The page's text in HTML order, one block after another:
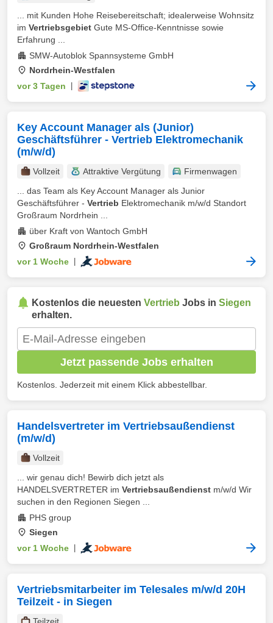
... mit Kunden Hohe Reisebereitschaft; idealerweise Wohnsitz
im Vertriebsgebiet Gute MS-Office-Kenntnisse sowie
Erfahrung ...
SMW-Autoblok Spannsysteme GmbH
Nordrhein-Westfalen
vor 3 Tagen
Key Account Manager als (Junior)
Geschäftsführer - Vertrieb Elektromechanik
(m/w/d)
Vollzeit Attraktive Vergütung
Firmenwagen
... das Team als Key Account Manager als Junior
Geschäftsführer - Vertrieb Elektromechanik m/w/d Standort
Großraum Nordrhein ...
über Kraft von Wantoch GmbH
Großraum Nordrhein-Westfalen
vor 1 Woche
Kostenlos die neuesten Vertrieb Jobs in Siegen
erhalten.
Jetzt passende Jobs erhalten
Kostenlos. Jederzeit mit einem Klick abbestellbar.
Handelsvertreter im Vertriebsaußendienst
(m/w/d)
Vollzeit
... wir genau dich! Bewirb dich jetzt als
HANDELSVERTRETER im Vertriebsaußendienst m/w/d Wir
suchen in den Regionen Siegen ...
PHS group
Siegen
vor 1 Woche
Vertriebsmitarbeiter im Telesales m/w/d 20H
Teilzeit - in Siegen